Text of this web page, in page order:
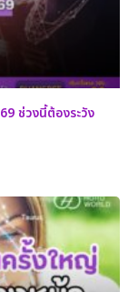
ช่วงนี้ต้องระวัง